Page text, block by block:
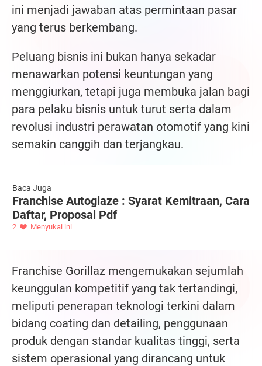
ini menjadi jawaban atas permintaan pasar
yang terus berkembang.
Peluang bisnis ini bukan hanya sekadar
menawarkan potensi keuntungan yang
menggiurkan, tetapi juga membuka jalan bagi
para pelaku bisnis untuk turut serta dalam
revolusi industri perawatan otomotif yang kini
semakin canggih dan terjangkau.
Baca Juga
Franchise Autoglaze : Syarat Kemitraan, Cara
Daftar, Proposal Pdf
2 Menyukai ini
Franchise Gorillaz mengemukakan sejumlah
keunggulan kompetitif yang tak tertandingi,
meliputi penerapan teknologi terkini dalam
bidang coating dan detailing, penggunaan
produk dengan standar kualitas tinggi, serta
sistem operasional yang dirancang untuk